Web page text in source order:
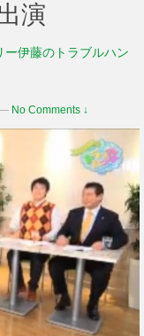
演
伊藤のトラブルハン
No Comments ↓